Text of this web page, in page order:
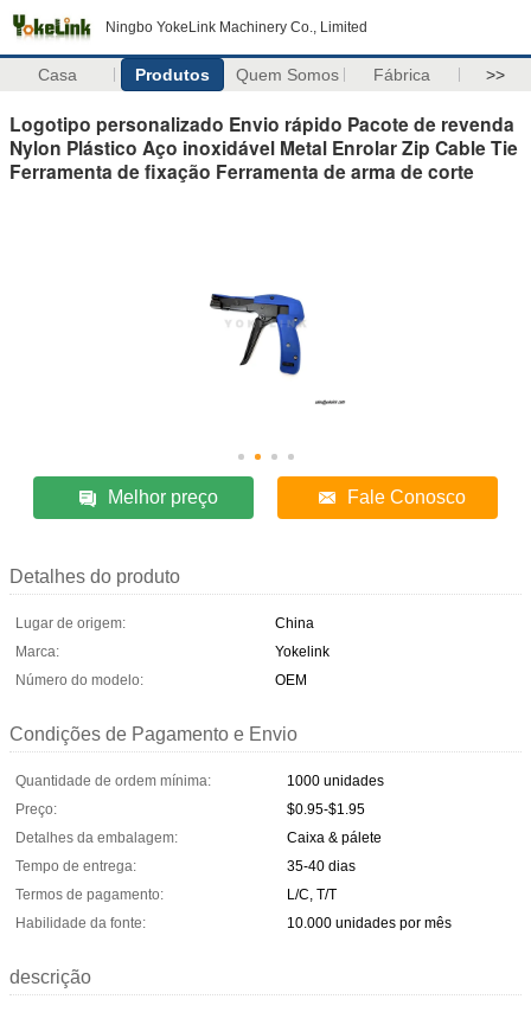
Ningbo YokeLink Machinery Co., Limited
Casa Produtos Quem Somos Fábrica >>
Logotipo personalizado Envio rápido Pacote de revenda
Nylon Plástico Aço inoxidável Metal Enrolar Zip Cable Tie
Ferramenta de fixação Ferramenta de arma de corte
Melhor preço Fale Conosco
Detalhes do produto
Lugar de origem:
China
Marca:
Yokelink
Número do modelo:
OEM
Condições de Pagamento e Envio
Quantidade de ordem mínima:
1000 unidades
Preço:
$0.95-$1.95
Detalhes da embalagem:
Caixa & pálete
Tempo de entrega:
35-40 dias
Termos de pagamento:
L/C, T/T
Habilidade da fonte:
10.000 unidades por mês
descrição